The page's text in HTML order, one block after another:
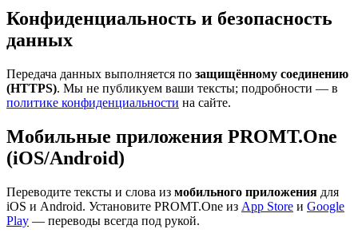
Конфиденциальность и безопасность
данных
Передача данных выполняется по защищённому соединению
(HTTPS). Мы не публикуем ваши тексты; подробности — в
политике конфиденциальности на сайте.
Мобильные приложения PROMT.One
(iOS/Android)
Переводите тексты и слова из мобильного приложения для
iOS и Android. Установите PROMT.One из App Store и Google
Play — переводы всегда под рукой.